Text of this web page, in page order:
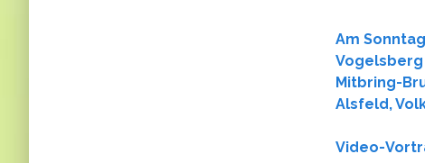
​​​​​​​Am
Vogelsberg
Mitbring-
Alsfeld,
Video-